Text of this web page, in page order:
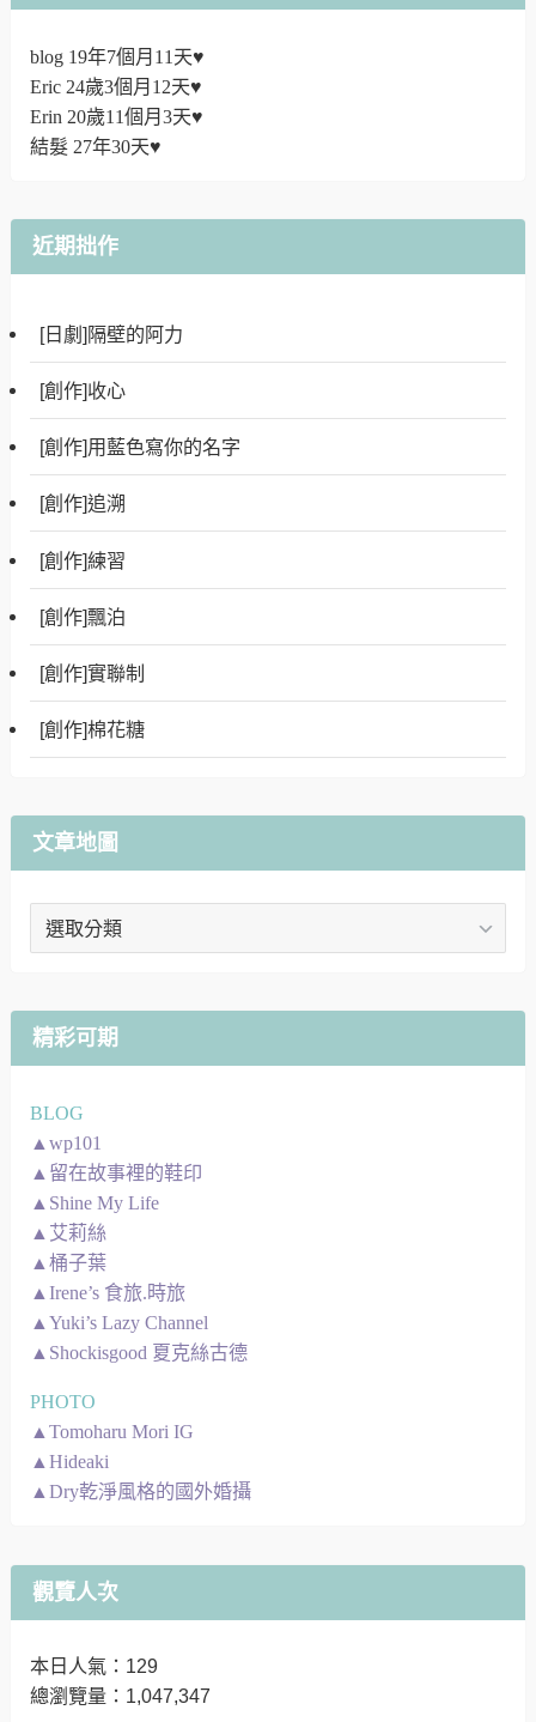
blog 19年7個月11天♥
Eric 24歲3個月12天♥
Erin 20歲11個月3天♥
結髮 27年30天♥
近期拙作
[日劇]隔壁的阿力
[創作]收心
[創作]用藍色寫你的名字
[創作]追溯
[創作]練習
[創作]飄泊
[創作]實聯制
[創作]棉花糖
文章地圖
文
圖
精彩可期
BLOG
▲wp101
▲留在故事裡的鞋印
▲Shine My Life
▲艾莉絲
▲桶子葉
▲Irene’s 食旅.時旅
▲Yuki’s Lazy Channel
▲Shockisgood 夏克絲古德
PHOTO
▲Tomoharu Mori IG
▲Hideaki
▲Dry乾淨風格的國外婚攝
觀覽人次
本日人氣：129
總瀏覽量：1,047,347